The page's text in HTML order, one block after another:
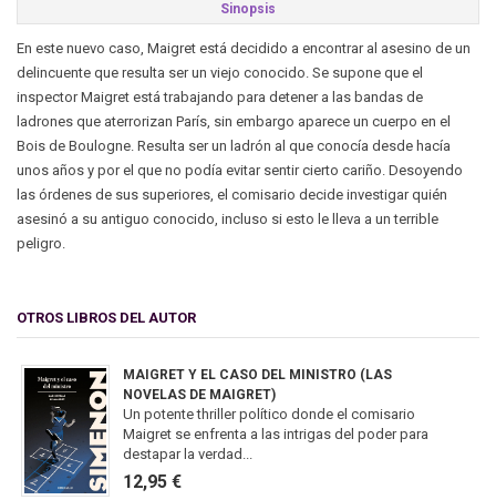
Sinopsis
En este nuevo caso, Maigret está decidido a encontrar al asesino de un
delincuente que resulta ser un viejo conocido. Se supone que el
inspector Maigret está trabajando para detener a las bandas de
ladrones que aterrorizan París, sin embargo aparece un cuerpo en el
Bois de Boulogne. Resulta ser un ladrón al que conocía desde hacía
unos años y por el que no podía evitar sentir cierto cariño. Desoyendo
las órdenes de sus superiores, el comisario decide investigar quién
asesinó a su antiguo conocido, incluso si esto le lleva a un terrible
peligro.
OTROS LIBROS DEL AUTOR
MAIGRET Y EL CASO DEL MINISTRO (LAS
NOVELAS DE MAIGRET)
Un potente thriller político donde el comisario
Maigret se enfrenta a las intrigas del poder para
destapar la verdad...
12,95 €